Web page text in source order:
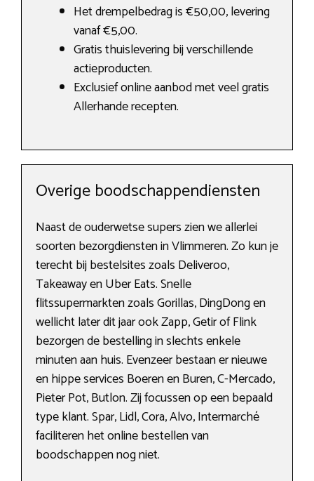
Het drempelbedrag is €50,00, levering
vanaf €5,00.
Gratis thuislevering bij verschillende
actieproducten.
Exclusief online aanbod met veel gratis
Allerhande recepten.
Overige boodschappendiensten
Naast de ouderwetse supers zien we allerlei
soorten bezorgdiensten in Vlimmeren. Zo kun je
terecht bij bestelsites zoals Deliveroo,
Takeaway en Uber Eats. Snelle
flitssupermarkten zoals Gorillas, DingDong en
wellicht later dit jaar ook Zapp, Getir of Flink
bezorgen de bestelling in slechts enkele
minuten aan huis. Evenzeer bestaan er nieuwe
en hippe services Boeren en Buren, C-Mercado,
Pieter Pot, Butlon. Zij focussen op een bepaald
type klant. Spar, Lidl, Cora, Alvo, Intermarché
faciliteren het online bestellen van
boodschappen nog niet.